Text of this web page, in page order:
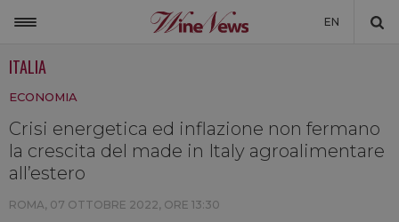
EN
NON SOLO VINO
LA CANTINA DI WINENEWS
ITALIA
ECONOMIA
Crisi energetica ed inflazione non fermano
la crescita del made in Italy agroalimentare
all’estero
ROMA, 07 OTTOBRE 2022, ORE 13:30